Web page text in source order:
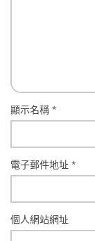
顯示名稱*
電子郵件地址*
個人網站網址